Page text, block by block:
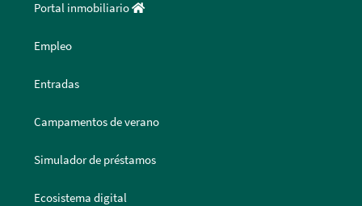
Portal inmobiliario
Empleo
Entradas
Campamentos de verano
Simulador de préstamos
Ecosistema digital